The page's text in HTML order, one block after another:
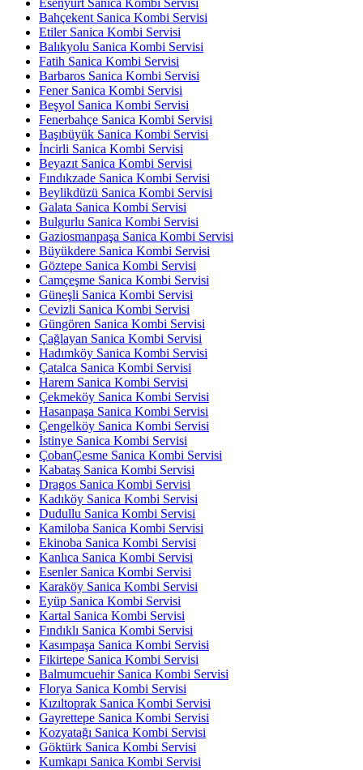
Esenyurt Sanica Kombi Servisi
Bahçekent Sanica Kombi Servisi
Etiler Sanica Kombi Servisi
Balıkyolu Sanica Kombi Servisi
Fatih Sanica Kombi Servisi
Barbaros Sanica Kombi Servisi
Fener Sanica Kombi Servisi
Beşyol Sanica Kombi Servisi
Fenerbahçe Sanica Kombi Servisi
Başıbüyük Sanica Kombi Servisi
İncirli Sanica Kombi Servisi
Beyazıt Sanica Kombi Servisi
Fındıkzade Sanica Kombi Servisi
Beylikdüzü Sanica Kombi Servisi
Galata Sanica Kombi Servisi
Bulgurlu Sanica Kombi Servisi
Gaziosmanpaşa Sanica Kombi Servisi
Büyükdere Sanica Kombi Servisi
Göztepe Sanica Kombi Servisi
Camçeşme Sanica Kombi Servisi
Güneşli Sanica Kombi Servisi
Cevizli Sanica Kombi Servisi
Güngören Sanica Kombi Servisi
Çağlayan Sanica Kombi Servisi
Hadımköy Sanica Kombi Servisi
Çatalca Sanica Kombi Servisi
Harem Sanica Kombi Servisi
Çekmeköy Sanica Kombi Servisi
Hasanpaşa Sanica Kombi Servisi
Çengelköy Sanica Kombi Servisi
İstinye Sanica Kombi Servisi
ÇobanÇesme Sanica Kombi Servisi
Kabataş Sanica Kombi Servisi
Dragos Sanica Kombi Servisi
Kadıköy Sanica Kombi Servisi
Dudullu Sanica Kombi Servisi
Kamiloba Sanica Kombi Servisi
Ekinoba Sanica Kombi Servisi
Kanlıca Sanica Kombi Servisi
Esenler Sanica Kombi Servisi
Karaköy Sanica Kombi Servisi
Eyüp Sanica Kombi Servisi
Kartal Sanica Kombi Servisi
Fındıklı Sanica Kombi Servisi
Kasımpaşa Sanica Kombi Servisi
Fikirtepe Sanica Kombi Servisi
Balmumcuehir Sanica Kombi Servisi
Florya Sanica Kombi Servisi
Kızıltoprak Sanica Kombi Servisi
Gayrettepe Sanica Kombi Servisi
Kozyatağı Sanica Kombi Servisi
Göktürk Sanica Kombi Servisi
Kumkapı Sanica Kombi Servisi